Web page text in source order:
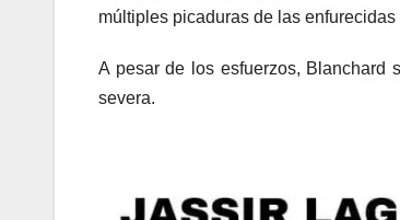
múltiples picaduras de las enfurecidas
A pesar de los esfuerzos, Blanchard
severa.